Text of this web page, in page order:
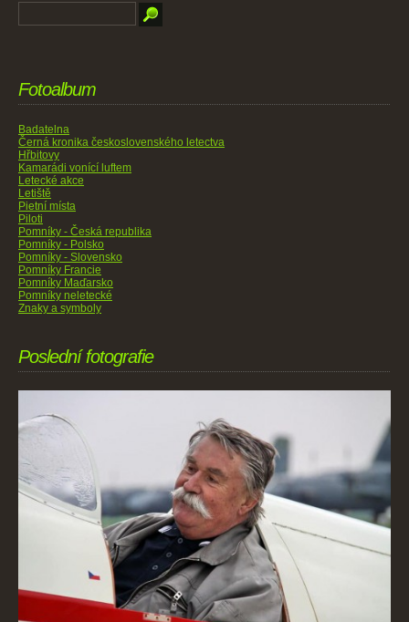
Fotoalbum
Badatelna
Černá kronika československého letectva
Hřbitovy
Kamarádi vonící luftem
Letecké akce
Letiště
Pietní místa
Piloti
Pomníky - Česká republika
Pomníky - Polsko
Pomníky - Slovensko
Pomníky Francie
Pomníky Maďarsko
Pomníky neletecké
Znaky a symboly
Poslední fotografie